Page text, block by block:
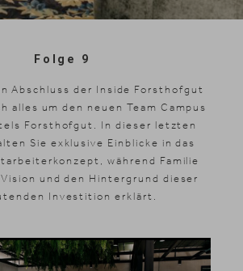
Folge 9
Abschluss der Inside Forsthofgut
alles um den neuen Team Campus
Forsthofgut. In dieser letzten
Sie exklusive Einblicke in das
während Familie
und den Hintergrund dieser
Investition erklärt.